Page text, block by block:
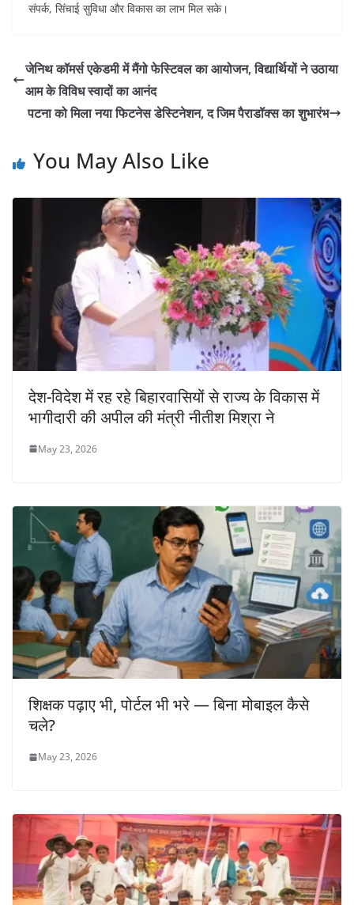
संपर्क, सिंचाई सुविधा और विकास का लाभ मिल सके।
जेनिथ कॉमर्स एकेडमी में मैंगो फेस्टिवल का आयोजन, विद्यार्थियों ने उठाया
आम के विविध स्वादों का आनंद
पटना को मिला नया फिटनेस डेस्टिनेशन, द जिम पैराडॉक्स का शुभारंभ
You May Also Like
देश-विदेश में रह रहे बिहारवासियों से राज्य के विकास में
भागीदारी की अपील की मंत्री नीतीश मिश्रा ने
May 23, 2026
शिक्षक पढ़ाए भी, पोर्टल भी भरे — बिना मोबाइल कैसे
चले?
May 23, 2026